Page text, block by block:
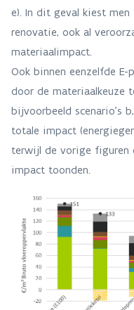
e). In dit geval kiest
renovatie, ook al
materiaalimpact.
Ook binnen eenzelfde
door de materiaalkeuze
bijvoorbeeld scenario’s
totale impact
terwijl de vorige figuren
impact toonden.